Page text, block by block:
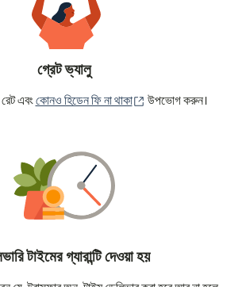
গ্রেট ভ্যালু
রেট এবংকোনও হিডেন ফি না থাকা (নতুন উইন্ডোতে খুলবে)
উপভোগ করুন।
টাইমের গ্যারান্টি দেওয়া হয়